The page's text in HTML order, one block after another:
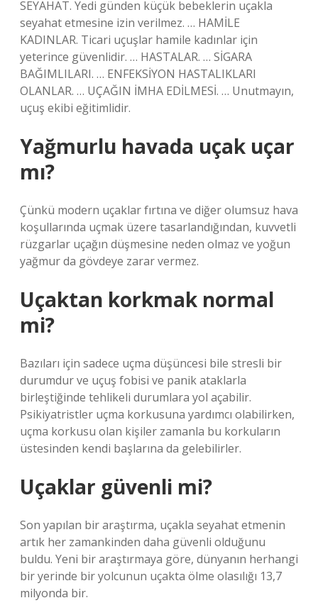
SEYAHAT. Yedi günden küçük bebeklerin uçakla
seyahat etmesine izin verilmez. … HAMİLE
KADINLAR. Ticari uçuşlar hamile kadınlar için
yeterince güvenlidir. … HASTALAR. … SİGARA
BAĞIMLILARI. … ENFEKSİYON HASTALIKLARI
OLANLAR. … UÇAĞIN İMHA EDİLMESİ. … Unutmayın,
uçuş ekibi eğitimlidir.
Yağmurlu havada uçak uçar
mı?
Çünkü modern uçaklar fırtına ve diğer olumsuz hava
koşullarında uçmak üzere tasarlandığından, kuvvetli
rüzgarlar uçağın düşmesine neden olmaz ve yoğun
yağmur da gövdeye zarar vermez.
Uçaktan korkmak normal
mi?
Bazıları için sadece uçma düşüncesi bile stresli bir
durumdur ve uçuş fobisi ve panik ataklarla
birleştiğinde tehlikeli durumlara yol açabilir.
Psikiyatristler uçma korkusuna yardımcı olabilirken,
uçma korkusu olan kişiler zamanla bu korkuların
üstesinden kendi başlarına da gelebilirler.
Uçaklar güvenli mi?
Son yapılan bir araştırma, uçakla seyahat etmenin
artık her zamankinden daha güvenli olduğunu
buldu. Yeni bir araştırmaya göre, dünyanın herhangi
bir yerinde bir yolcunun uçakta ölme olasılığı 13,7
milyonda bir.